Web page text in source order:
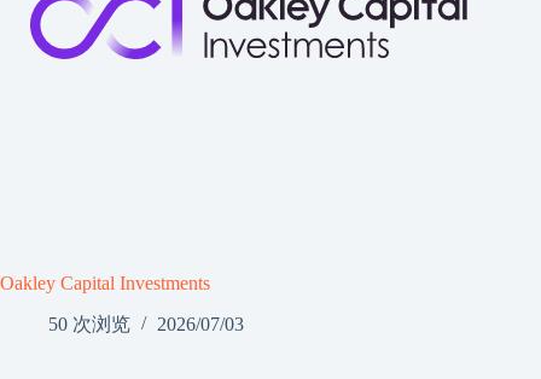
Oakley Capital Investments
50 次浏览
2026/07/03